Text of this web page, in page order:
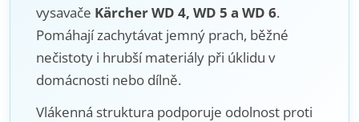
vysavače Kärcher WD 4, WD 5 a WD 6.
Pomáhají zachytávat jemný prach, běžné
nečistoty i hrubší materiály při úklidu v
domácnosti nebo dílně.
Vlákenná struktura podporuje odolnost proti